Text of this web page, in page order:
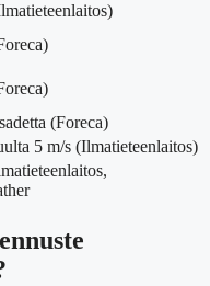
(Foreca)
5 m/s (Ilmatieteenlaitos)